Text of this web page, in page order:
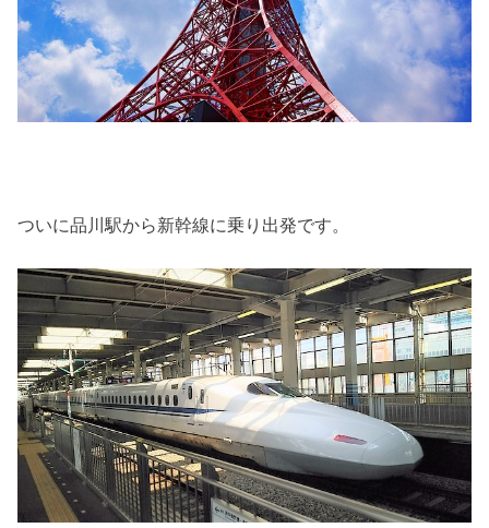
ついに品川駅から新幹線に乗り出発です。